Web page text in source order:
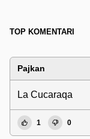
TOP KOMENTARI
Pajkan
La Cucaraqa
1 0